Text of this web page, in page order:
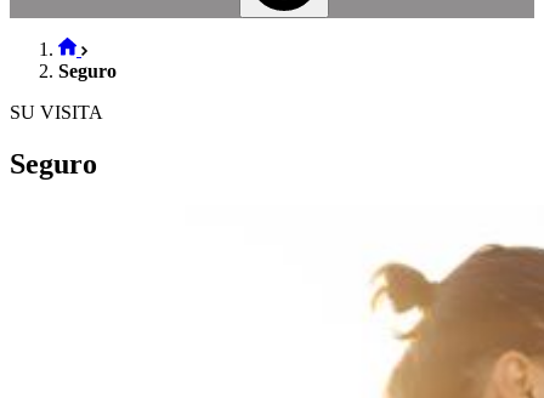
Seguro
SU VISITA
Seguro